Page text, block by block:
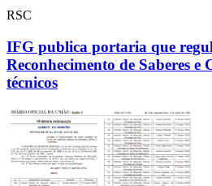
RSC
IFG publica portaria que
Reconhecimento de Saberes e
técnicos